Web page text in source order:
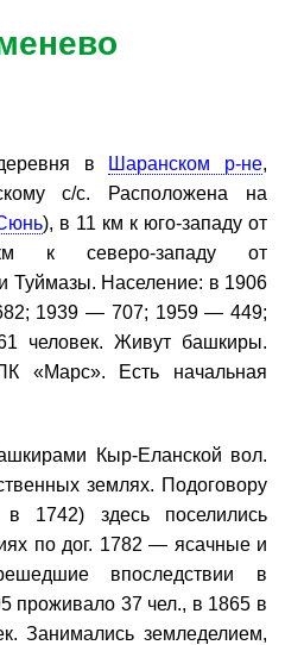
в Шаранском р-не,
с/с. Расположена на
), в 11 км к юго-западу от
к северо-западу от
Туймазы. Население: в 1906
1939 — 707; 1959 — 449;
человек. Живут башкиры.
«Марс». Есть начальная
Кыр-Еланской вол.
землях. Подоговору
1742) здесь поселились
по дог. 1782 — ясачные и
впоследствии в
проживало 37 чел., в 1865 в
Занимались земледелием,